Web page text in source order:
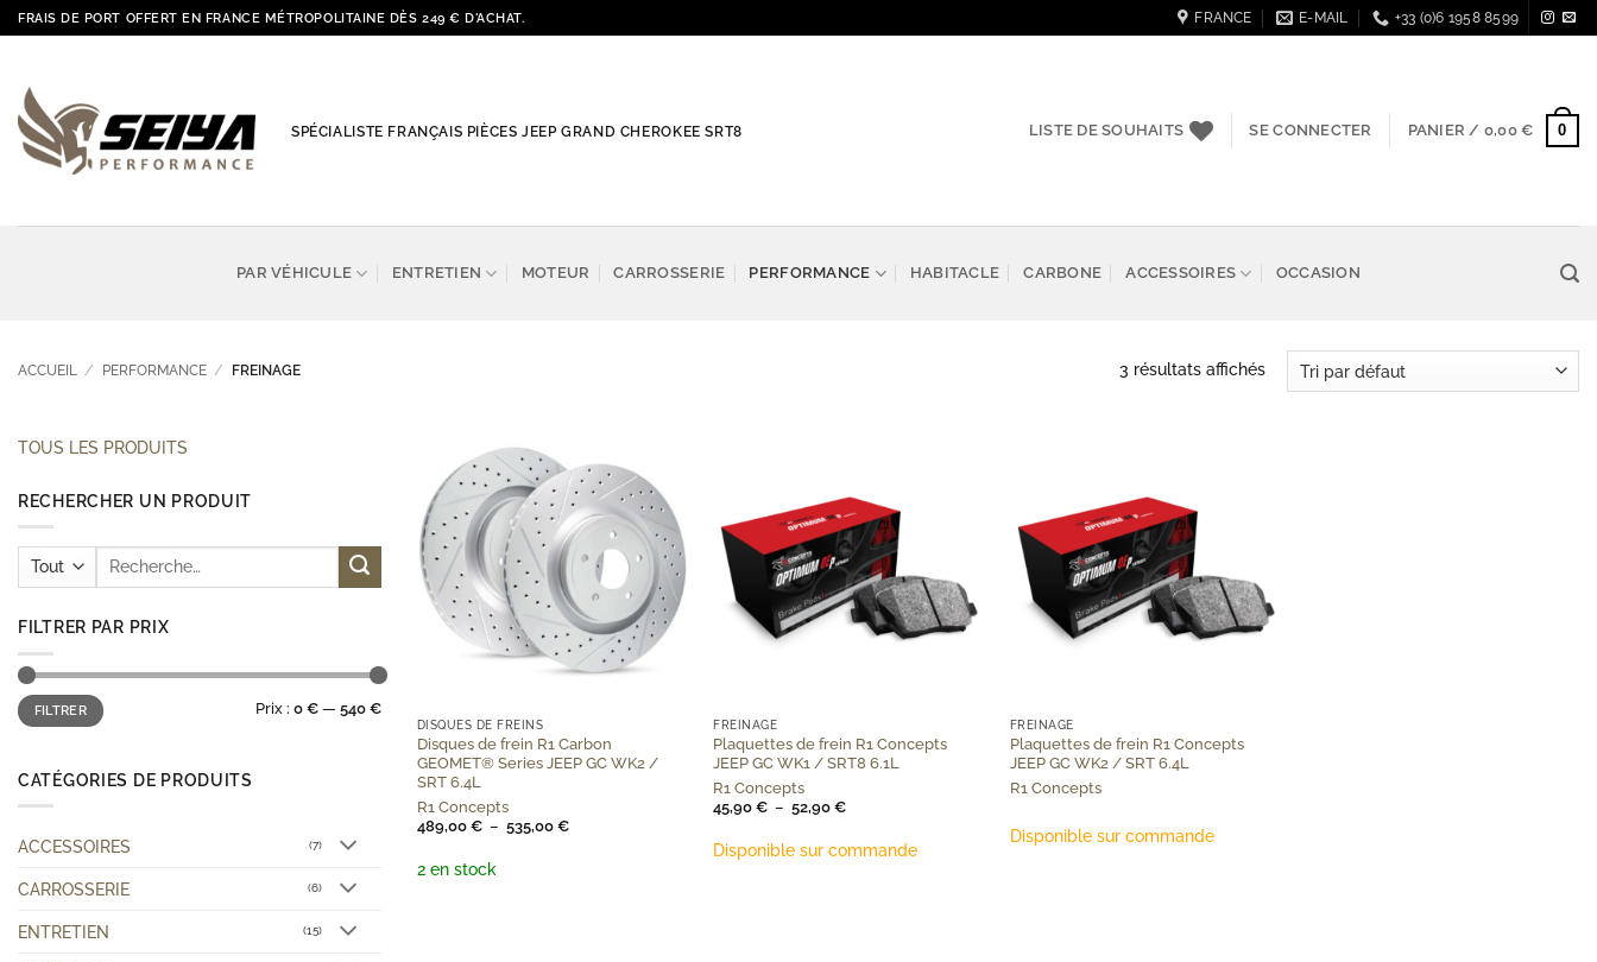
Passer
au
FRAIS DE PORT OFFERT EN FRANCE MÉTROPOLITAINE DÈS 249 € D'ACHAT. FRANCE E-MAIL +33 (0)6 1958 8599
SPÉCIALISTE FRANÇAIS PIÈCES JEEP GRAND CHEROKEE SRT8 LISTE DE SOUHAITS SE CONNECTER PANIER / 0,00€ 0
PAR VÉHICULE ENTRETIEN MOTEUR CARROSSERIE PERFORMANCE HABITACLE CARBONE ACCESSOIRES OCCASION
ACCUEIL / PERFORMANCE / FREINAGE 3 résultats affichés
TOUS LES PRODUITS
RECHERCHER UN PRODUIT
Recherche
FILTRER PAR PRIX
Prix
min
Prix
maxFILTRER Prix : 0 € — 540 €
CATÉGORIES DE PRODUITS
ACCESSOIRES (7)
CARROSSERIE (6)
ENTRETIEN (15)
Add to
wishlist
DISQUES DE FREINS
Disques de frein R1 Carbon
GEOMET® Series JEEP GC WK2 /
SRT 6.4L
R1 Concepts
489,00 € – 535,00 €Plage
2 en stock
FREINAGE
Plaquettes de frein R1 Concepts
JEEP GC WK1 / SRT8 6.1L
R1 Concepts
45,90€ – 52,90€Plage
45,90 €
Disponible sur commande
FREINAGE
Plaquettes de frein R1 Concepts
JEEP GC WK2 / SRT 6.4L
R1 Concepts
Disponible sur commande